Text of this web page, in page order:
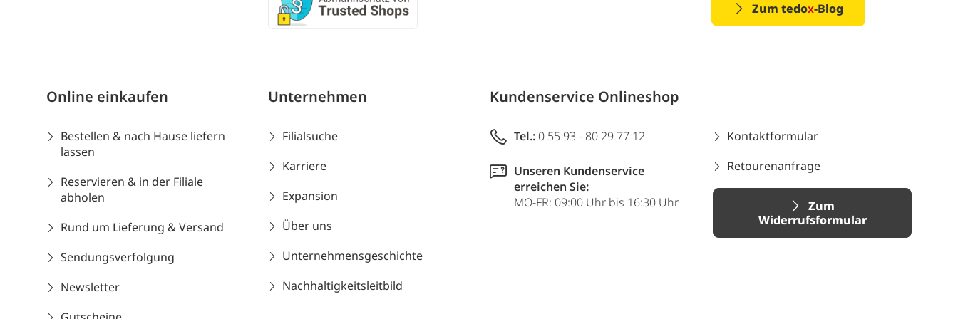
Zum tedox-Blog
Online einkaufen
Bestellen & nach Hause liefern
lassen
Reservieren & in der Filiale
abholen
Rund um Lieferung & Versand
Sendungsverfolgung
Newsletter
Unternehmen
Filialsuche
Karriere
Expansion
Über uns
Unternehmensgeschichte
Nachhaltigkeitsleitbild
Kundenservice Onlineshop
Tel.: 0 55 93 - 80 29 77 12
Unseren Kundenservice
erreichen Sie:
MO-FR: 09:00 Uhr bis 16:30 Uhr
Kontaktformular
Retourenanfrage
Zum
Widerrufsformular